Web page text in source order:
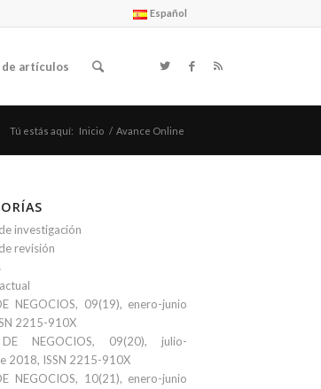
Español
de artículos
Tú estás aquí: Inicio / Avance Online
investigación
revisión
NEGOCIOS, 09(19), enero-junio
2215-910X
NEGOCIOS, 09(20), julio-
2018, ISSN 2215-910X
NEGOCIOS, 10(21), enero-junio